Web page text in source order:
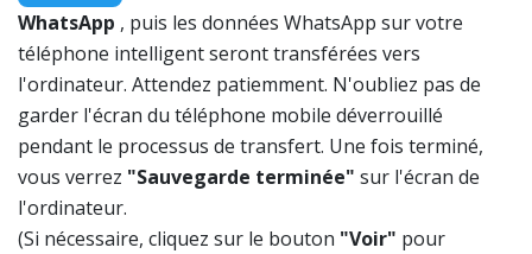
WhatsApp , puis les données WhatsApp sur votre
téléphone intelligent seront transférées vers
l'ordinateur. Attendez patiemment. N'oubliez pas de
garder l'écran du téléphone mobile déverrouillé
pendant le processus de transfert. Une fois terminé,
vous verrez "Sauvegarde terminée" sur l'écran de
l'ordinateur.
(Si nécessaire, cliquez sur le bouton "Voir" pour